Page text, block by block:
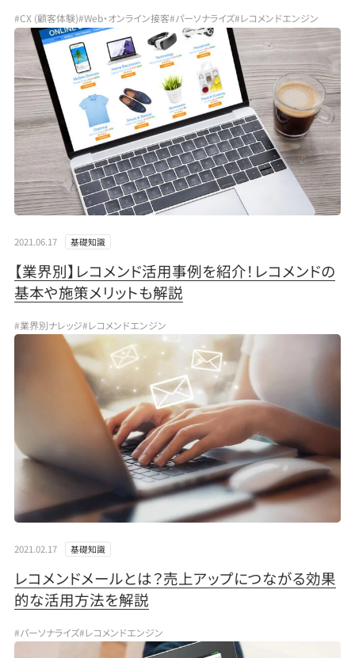
#CX (顧客体験)#Web・オンライン接客#パーソナライズ#レコメンドエンジン
2021.06.17 基礎知識
【業界別】レコメンド活用事例を紹介！レコメンドの
基本や施策メリットも解説
#業界別ナレッジ#レコメンドエンジン
2021.02.17 基礎知識
レコメンドメールとは？売上アップにつながる効果
的な活用方法を解説
#パーソナライズ#レコメンドエンジン